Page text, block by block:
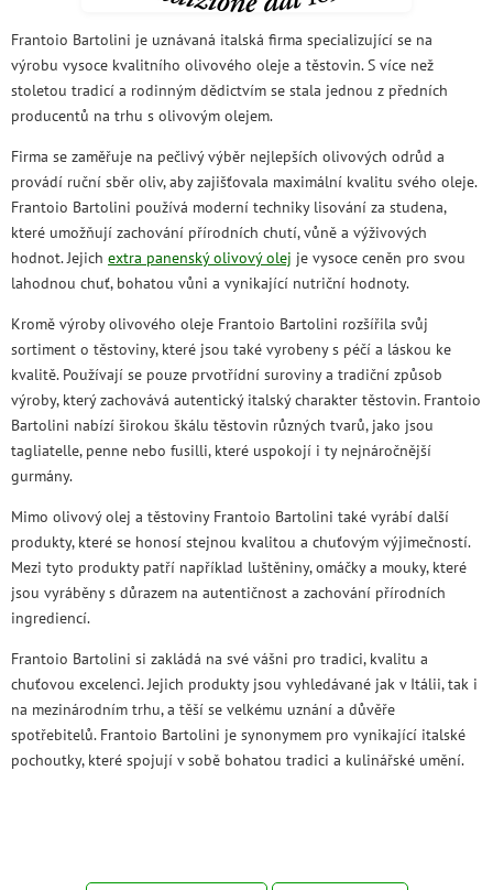
Frantoio Bartolini je uznávaná italská firma specializující se na
výrobu vysoce kvalitního olivového oleje a těstovin. S více než
stoletou tradicí a rodinným dědictvím se stala jednou z předních
producentů na trhu s olivovým olejem.
Firma se zaměřuje na pečlivý výběr nejlepších olivových odrůd a
provádí ruční sběr oliv, aby zajišťovala maximální kvalitu svého oleje.
Frantoio Bartolini používá moderní techniky lisování za studena,
které umožňují zachování přírodních chutí, vůně a výživových
hodnot. Jejich extra panenský olivový olej je vysoce ceněn pro svou
lahodnou chuť, bohatou vůni a vynikající nutriční hodnoty.
Kromě výroby olivového oleje Frantoio Bartolini rozšířila svůj
sortiment o těstoviny, které jsou také vyrobeny s péčí a láskou ke
kvalitě. Používají se pouze prvotřídní suroviny a tradiční způsob
výroby, který zachovává autentický italský charakter těstovin. Frantoio
Bartolini nabízí širokou škálu těstovin různých tvarů, jako jsou
tagliatelle, penne nebo fusilli, které uspokojí i ty nejnáročnější
gurmány.
Mimo olivový olej a těstoviny Frantoio Bartolini také vyrábí další
produkty, které se honosí stejnou kvalitou a chuťovým výjimečností.
Mezi tyto produkty patří například luštěniny, omáčky a mouky, které
jsou vyráběny s důrazem na autentičnost a zachování přírodních
ingrediencí.
Frantoio Bartolini si zakládá na své vášni pro tradici, kvalitu a
chuťovou excelenci. Jejich produkty jsou vyhledávané jak v Itálii, tak i
na mezinárodním trhu, a těší se velkému uznání a důvěře
spotřebitelů. Frantoio Bartolini je synonymem pro vynikající italské
pochoutky, které spojují v sobě bohatou tradici a kulinářské umění.